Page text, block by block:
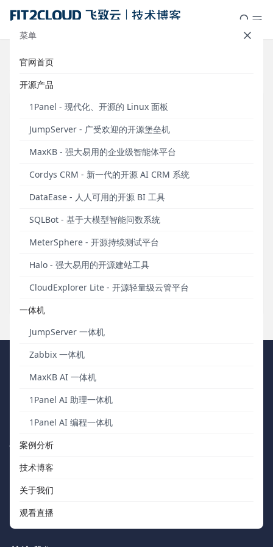
菜单
官网首页
开源产品
1Panel - 现代化、开源的 Linux 面板
JumpServer - 广受欢迎的开源堡垒机
MaxKB - 强大易用的企业级智能体平台
Cordys CRM - 新一代的开源 AI CRM 系统
DataEase - 人人可用的开源 BI 工具
SQLBot - 基于大模型智能问数系统
MeterSphere - 开源持续测试平台
Halo - 强大易用的开源建站工具
CloudExplorer Lite - 开源轻量级云管平台
一体机
JumpServer 一体机
Zabbix 一体机
MaxKB AI 一体机
1Panel AI 助理一体机
1Panel AI 编程一体机
案例分析
技术博客
关于我们
观看直播
标签：持续
MeterSphere案例分享丨88完美邮箱全面提升产品
质量的落地指南
FIT2CLOUD 飞致云
我们秉持“软件用起来才有价值，才有改进的机会”的核心价值观，向
中国数字化团队交付被广泛验证、可信赖的通用工具软件。
快速浏览
关于我们
开源社区
如何购买